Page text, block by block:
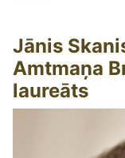
Jānis
Amtmaņa
laureāts